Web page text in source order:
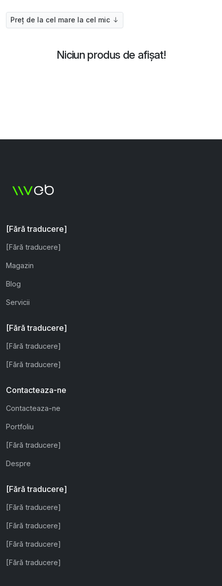
Preț de la cel mare la cel mic
Niciun produs de afișat!
[Fără traducere]
[Fără traducere]
Magazin
Blog
Servicii
[Fără traducere]
[Fără traducere]
[Fără traducere]
Contacteaza-ne
Contacteaza-ne
Portfoliu
[Fără traducere]
Despre
[Fără traducere]
[Fără traducere]
[Fără traducere]
[Fără traducere]
[Fără traducere]